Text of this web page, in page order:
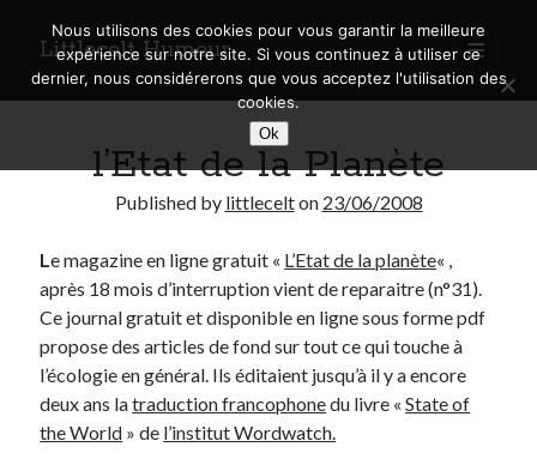
Littlecelt Humeur
open
primary
menu
Sidebar
Search
Derniers articles
Municipales 2026 : Lyon, Métropole et Caluire, mon choix pour l’avenir
Explorez les Chemins Enchantés à Vélo : Aventures Familiales près de
Lyon !
Quel Lyonnais es-tu, Renaud Ducher ?
l’Etat de la Planète
Published by littlecelton 23/06/2008
Le magazine en ligne gratuit « L’Etat de la planète« ,
après 18 mois d’interruption vient de reparaitre (n°31).
Ce journal gratuit et disponible en ligne sous forme pdf
propose des articles de fond sur tout ce qui touche à
l’écologie en général. Ils éditaient jusqu’à il y a encore
deux ans latraduction francophonedu livre «State of
the World » de l’institut Wordwatch.
Nous utilisons des cookies pour vous garantir la meilleure
expérience sur notre site. Si vous continuez à utiliser ce
dernier, nous considérerons que vous acceptez l'utilisation des
cookies.
Ok